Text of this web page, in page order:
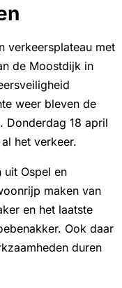
verkeersplateau met
de Moostdijk in
weer bleven de
Donderdag 18 april
het verkeer.
uit Ospel en
maken van
en het laatste
Ook daar
duren